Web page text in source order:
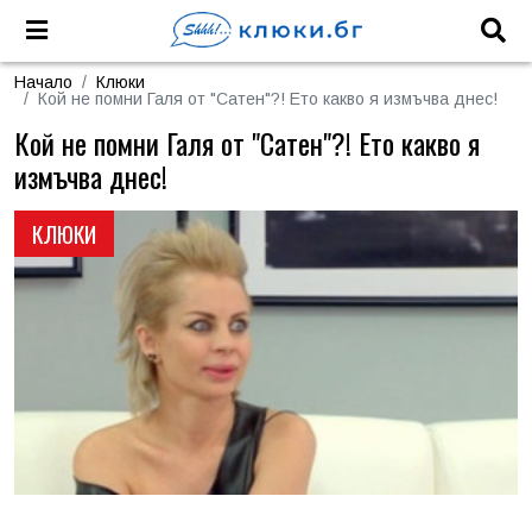
Начало
Клюки
Кой не помни Галя от "Сатен"?! Ето какво я измъчва днес!
КЛЮКИ
Кой не помни Галя от "Сатен"?! Ето какво я
измъчва днес!